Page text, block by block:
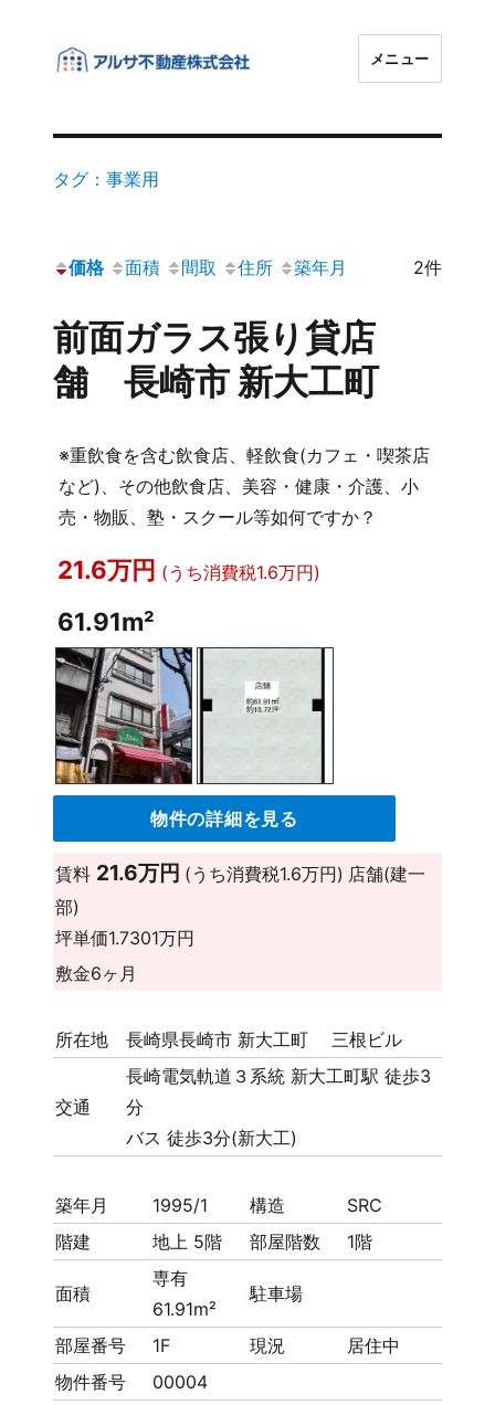
メニュー
タグ：事業用
価格 面積 間取 住所 築年月 2件
前面ガラス張り貸店
舗 長崎市 新大工町
※重飲食を含む飲食店、軽飲食(カフェ・喫茶店
など)、その他飲食店、美容・健康・介護、小
売・物販、塾・スクール等如何ですか？
21.6万円 (うち消費税1.6万円)
61.91m²
物件の詳細を見る
賃料 21.6万円 (うち消費税1.6万円) 店舗(建一
部)
坪単価1.7301万円
敷金6ヶ月
所在地 長崎県長崎市 新大工町 三根ビル
交通
長崎電気軌道３系統 新大工町駅 徒歩3
分
バス 徒歩3分(新大工)
築年月 1995/1 構造
SRC
階建
地上 5階 部屋階数 1階
面積
専有
61.91m²
駐車場
部屋番号 1F 現況
居住中
物件番号
00004